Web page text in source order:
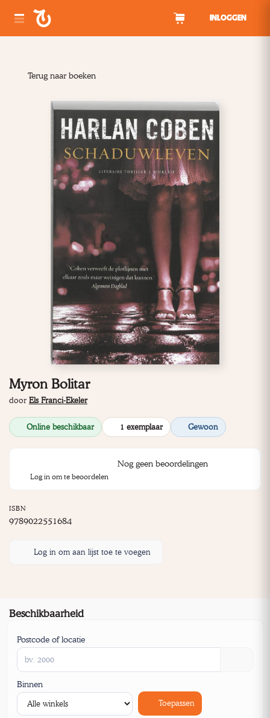
INLOGGEN
Terug naar boeken
Myron Bolitar
door Els Franci-Ekeler
Online beschikbaar 1 exemplaar Gewoon
Nog geen beoordelingen
Log in om te beoordelen
ISBN
9789022551684
Log in om aan lijst toe te voegen
Beschikbaarheid
Postcode of locatie
Binnen
Toepassen